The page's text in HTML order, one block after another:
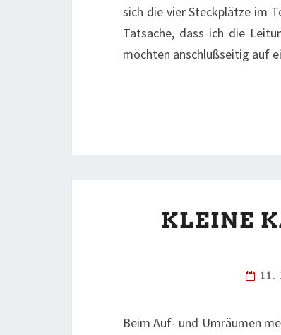
sich die vier Steckplätze im
Tatsache, dass ich die
möchten anschlußseitig auf
KLEINE
11.
Beim Auf- und Umräumen